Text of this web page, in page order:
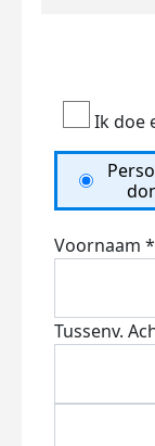
Ik doe
Voornaam *
Tussenv.